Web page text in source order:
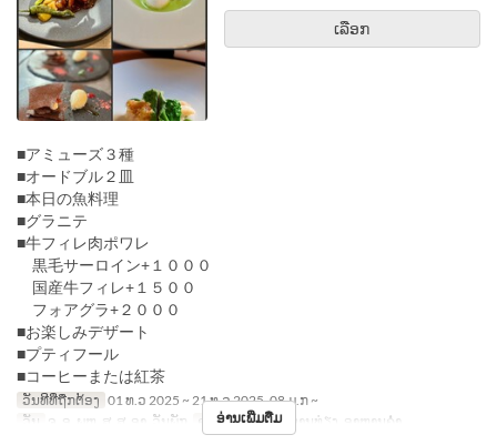
ເລືອກ
■アミューズ３種
■オードブル２皿
■本日の魚料理
■グラニテ
■牛フィレ肉ポワレ
黒毛サーロイン+１０００
国産牛フィレ+１５００
フォアグラ+２０００
■お楽しみデザート
■プティフール
■コーヒーまたは紅茶
ວັນທີທີ່ຖືກຕ້ອງ 01 ທ.ວ 2025 ~ 21 ທ.ວ 2025, 08 ມ.ກ ~
ວັນ
ຈ, ອ, ພຫ, ສູ, ສ, ອາ, ວັນພັກ ຄາບອາຫານ ອາຫານທ່ຽງ, ອາຫານຄ່ຳ
ອ່ານເພີ່ມຕື່ມ